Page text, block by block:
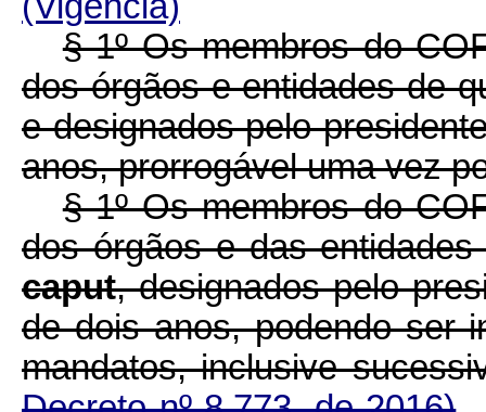
§ 1º Os membros do
dos órgãos e entidades de
e designados pelo
anos, prorrogável uma vez
§ 1º Os membros do
dos órgãos e das
caput, designados pelo
de dois anos, podendo ser
mandatos, inclusive